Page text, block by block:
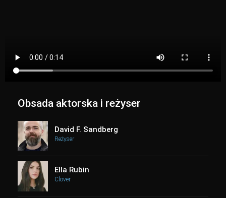
Obsada aktorska i reżyser
David F. Sandberg
Reżyser
Ella Rubin
Clover